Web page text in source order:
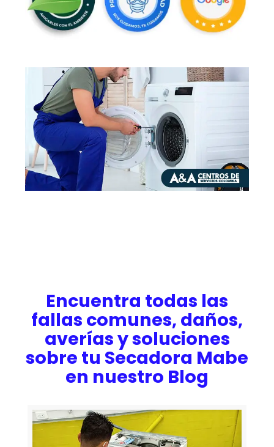
Encuentra todas las
fallas comunes, daños,
averías y soluciones
sobre tu Secadora Mabe
en nuestro Blog